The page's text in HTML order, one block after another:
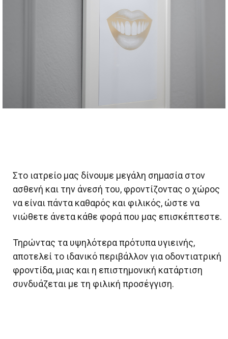
Στο ιατρείο μας δίνουμε μεγάλη σημασία στον
ασθενή και την άνεσή του, φροντίζοντας ο χώρος
να είναι πάντα καθαρός και φιλικός, ώστε να
νιώθετε άνετα κάθε φορά που μας επισκέπτεστε.
Τηρώντας τα υψηλότερα πρότυπα υγιεινής,
αποτελεί το ιδανικό περιβάλλον για οδοντιατρική
φροντίδα, μιας και η επιστημονική κατάρτιση
συνδυάζεται με τη φιλική προσέγγιση.